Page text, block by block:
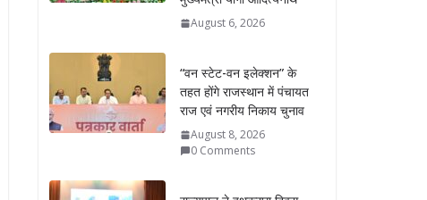
“वन स्टेट-वन इलेक्शन” के
तहत होंगे राजस्थान में पंचायत
August 8, 2026
0 Comments
राज्यपाल ने हथकरघा दिवस
पर घुमंतू जनजाति महिलाओं